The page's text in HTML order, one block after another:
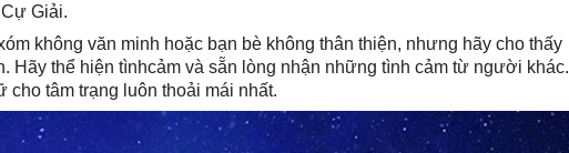
Giải.
không văn minh hoặc bạn bè không thân thiện, nhưng hãy cho thấy
Hãy thể hiện tìnhcảm và sẵn lòng nhận những tình cảm từ người khác.
tâm trạng luôn thoải mái nhất.